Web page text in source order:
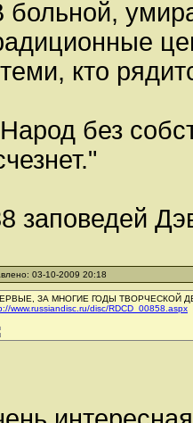
больной,
кто
без
заповедей
03-10-2009 20:18
ЗА МНОГИЕ ГОДЫ ТВОРЧЕСКОЙ
www.russiandisc.ru/disc/RDCD_00858.aspx